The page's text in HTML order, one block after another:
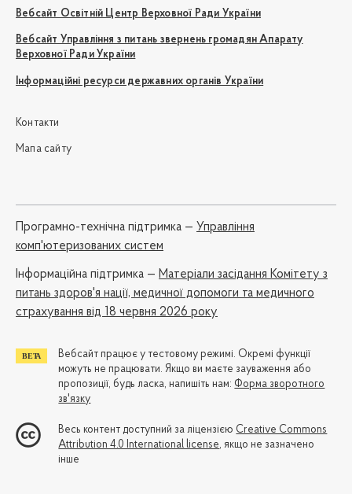
Вебсайт Освітній Центр Верховної Ради України
Вебсайт Управління з питань звернень громадян Апарату
Верховної Ради України
Інформаційні ресурси державних органів України
Контакти
Мапа сайту
Програмно-технічна підтримка — Управління
комп'ютеризованих систем
Iнформаційна підтримка — Матеріали засідання Комітету з
питань здоров'я нації, медичної допомоги та медичного
страхування від 18 червня 2026 року
Вебсайт працює у тестовому режимі. Окремі функції
можуть не працювати. Якщо ви маєте зауваження або
пропозиції, будь ласка, напишіть нам: Форма зворотного
зв'язку
Весь контент доступний за ліцензією Creative Commons
Attribution 4.0 International license, якщо не зазначено
інше